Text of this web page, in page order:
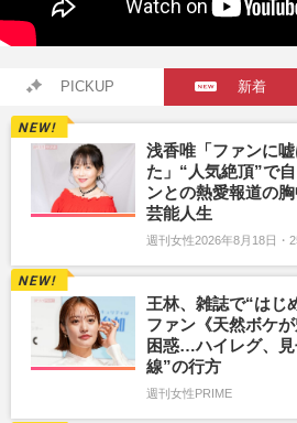
PICKUP 新着
浅香唯「ファンに
た」“人気絶頂”で
ンとの熱愛報道の
芸能人生
週刊女性2026年8月18日・
王林、雑誌で“はじ
ファン《天然ボケ
困惑…ハイレグ、
線”の行方
週刊女性PRIME